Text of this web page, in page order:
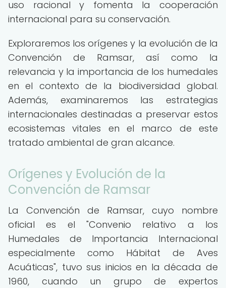
uso racional y fomenta la cooperación
internacional para su conservación.
Exploraremos los orígenes y la evolución de la
Convención de Ramsar, así como la
relevancia y la importancia de los humedales
en el contexto de la biodiversidad global.
Además, examinaremos las estrategias
internacionales destinadas a preservar estos
ecosistemas vitales en el marco de este
tratado ambiental de gran alcance.
Orígenes y Evolución de la
Convención de Ramsar
La Convención de Ramsar, cuyo nombre
oficial es el "Convenio relativo a los
Humedales de Importancia Internacional
especialmente como Hábitat de Aves
Acuáticas", tuvo sus inicios en la década de
1960, cuando un grupo de expertos